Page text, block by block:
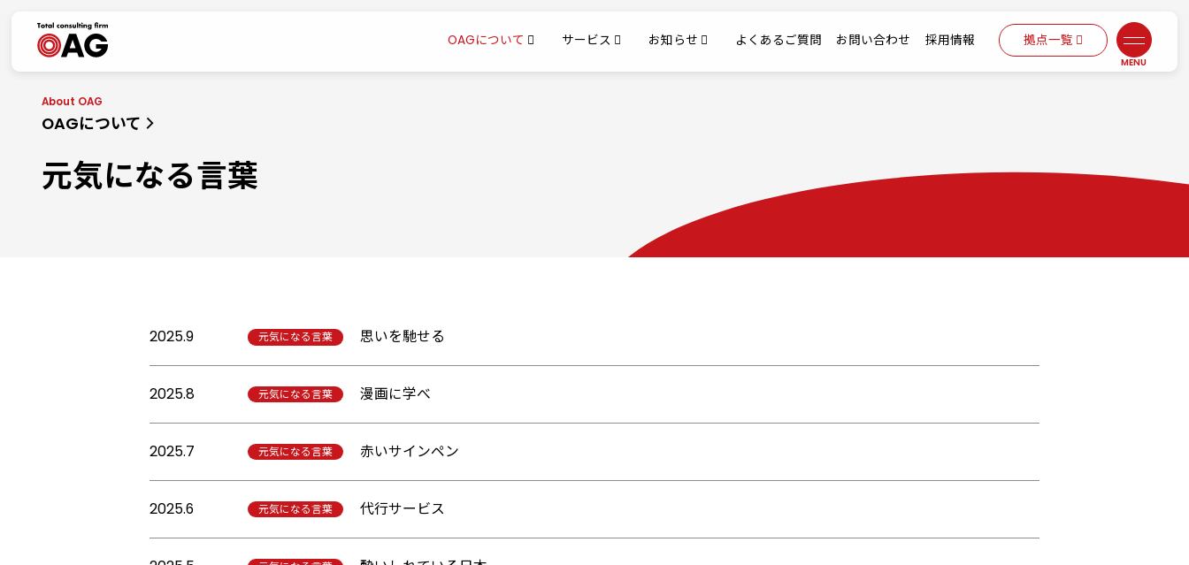
OAGについて サービス お知らせ よくあるご質問 お問い合わせ 採用情報 拠点一覧
OAGについて
元気になる言葉
2025.9 元気になる言葉 思いを馳せる
2025.8 元気になる言葉 漫画に学べ
2025.7 元気になる言葉 赤いサインペン
2025.6 元気になる言葉 代行サービス